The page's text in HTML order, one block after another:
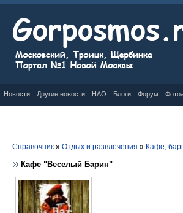
Новости Другие новости НАО Блоги Форум
Справочник » Отдых и развлечения » Кафе,
Кафе "Веселый Барин"